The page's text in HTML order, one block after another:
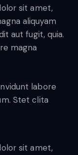
sit amet,
aliquyam
aut fugit, quia.
magna
labore
Stet clita
sit amet,